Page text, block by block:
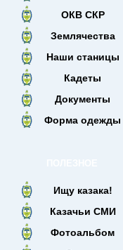
ОКВ СКР
Землячества
Наши станицы
Кадеты
Документы
Форма одежды
Ищу казака!
Казачьи СМИ
Фотоальбом